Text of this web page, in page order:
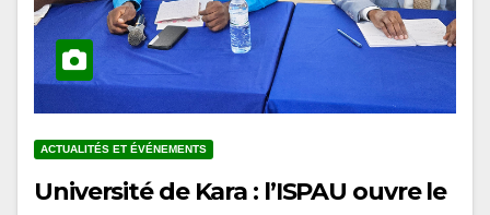
Université de Kara : l’ISPAU ouvre le
cycle de conférences du prétest